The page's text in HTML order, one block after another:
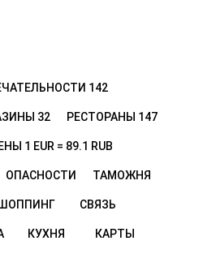
142
32 РЕСТОРАНЫ 147
1 EUR = 89.1 RUB
ОПАСНОСТИ ТАМОЖНЯ
СВЯЗЬ
КУХНЯ КАРТЫ